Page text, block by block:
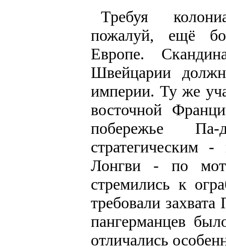
Требуя
пожалуй, ещё
Европе.
Швейцарии
империи. Ту же
восточной
побережье
стратегическим
Лонгви - по
стремились к
требовали
пангерманцев
отличались